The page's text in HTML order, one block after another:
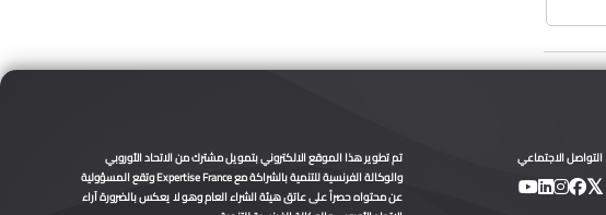
التواصل الاجتماعي
تم تطوير هذا الموقع الالكتروني بتمويل مشترك من الاتحاد الأوروبي
والوكالة الفرنسية للتنمية بالشراكة مع Expertise France وتقع المسؤولية
عن محتواه حصراً على عاتق هيئة الشراء العام وهو لا يعكس بالضرورة آراء